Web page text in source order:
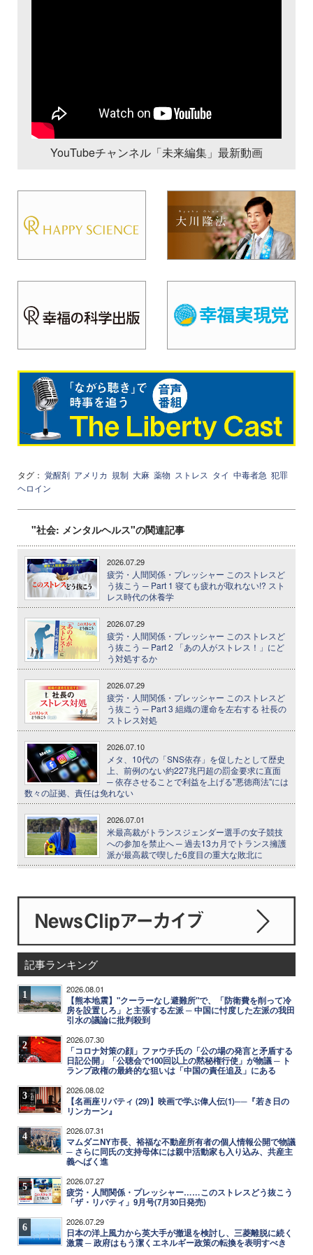
YouTubeチャンネル「未来編集」最新動画
タグ： 覚醒剤 アメリカ 規制 大麻 薬物 ストレス タイ 中毒者急 犯罪
ヘロイン
"社会: メンタルヘルス"の関連記事
2026.07.29
疲労・人間関係・プレッシャー このストレスど
う抜こう ─ Part 1 寝ても疲れが取れない!? スト
レス時代の休養学
2026.07.29
疲労・人間関係・プレッシャー このストレスど
う抜こう ─ Part 2 「あの人がストレス！」にど
う対処するか
2026.07.29
疲労・人間関係・プレッシャー このストレスど
う抜こう ─ Part 3 組織の運命を左右する 社長の
ストレス対処
2026.07.10
メタ、10代の「SNS依存」を促したとして歴史
上、前例のない約227兆円超の罰金要求に直面
─ 依存させることで利益を上げる"悪徳商法"には
数々の証拠、責任は免れない
2026.07.01
米最高裁がトランスジェンダー選手の女子競技
への参加を禁止へ ─ 過去13カ月でトランス擁護
派が最高裁で喫した6度目の重大な敗北に
記事ランキング
1 2026.08.01
【熊本地震】"クーラーなし避難所"で、「防衛費を削って冷
房を設置しろ」と主張する左派 ─ 中国に忖度した左派の我田
引水の議論に批判殺到
2 2026.07.30
「コロナ対策の顔」ファウチ氏の「公の場の発言と矛盾する
日記公開」「公聴会で100回以上の黙秘権行使」が物議 ─ ト
ランプ政権の最終的な狙いは「中国の責任追及」にある
3 2026.08.02
【名画座リバティ (29)】映画で学ぶ偉人伝(1)──『若き日の
リンカーン』
4 2026.07.31
マムダニNY市長、裕福な不動産所有者の個人情報公開で物議
─ さらに同氏の支持母体には親中活動家も入り込み、共産主
義へばく進
5 2026.07.27
疲労・人間関係・プレッシャー……このストレスどう抜こう
「ザ・リバティ」9月号(7月30日発売)
6 2026.07.29
日本の洋上風力から英大手が撤退を検討し、三菱離脱に続く
激震 ─ 政府はもう潔くエネルギー政策の転換を表明すべき